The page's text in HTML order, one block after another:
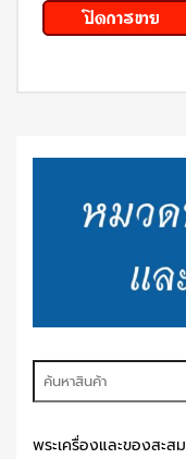
พระเครื่องและของสะสม